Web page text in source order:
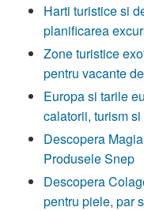
Harti turistice si
planificarea
Zone turistice
pentru vacante
Europa si tarile
calatorii, turism
Descopera
Produsele Snep
Descopera
pentru piele, par